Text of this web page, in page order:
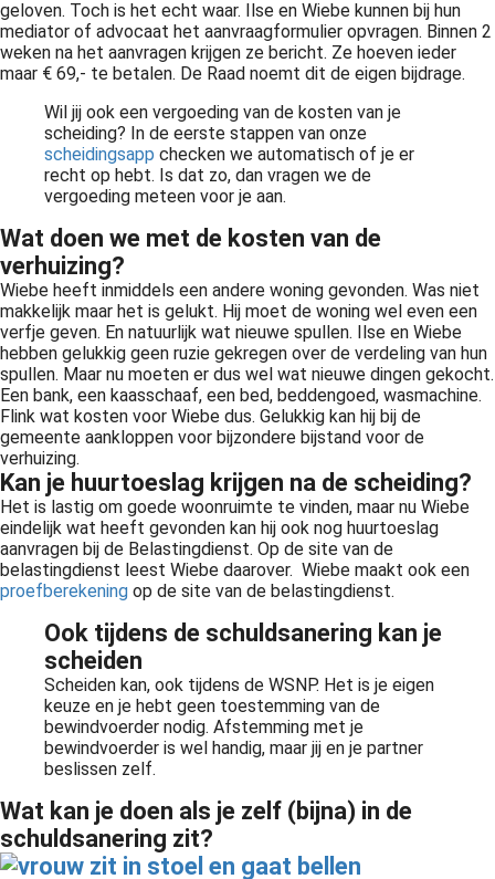
geloven. Toch is het echt waar. Ilse en Wiebe kunnen bij hun
mediator of advocaat het aanvraagformulier opvragen. Binnen 2
weken na het aanvragen krijgen ze bericht. Ze hoeven ieder
maar € 69,- te betalen. De Raad noemt dit de eigen bijdrage.
Wil jij ook een vergoeding van de kosten van je
scheiding? In de eerste stappen van onze
scheidingsapp checken we automatisch of je er
recht op hebt. Is dat zo, dan vragen we de
vergoeding meteen voor je aan.
Wat doen we met de kosten van de
verhuizing?
Wiebe heeft inmiddels een andere woning gevonden. Was niet
makkelijk maar het is gelukt. Hij moet de woning wel even een
verfje geven. En natuurlijk wat nieuwe spullen. Ilse en Wiebe
hebben gelukkig geen ruzie gekregen over de verdeling van hun
spullen. Maar nu moeten er dus wel wat nieuwe dingen gekocht.
Een bank, een kaasschaaf, een bed, beddengoed, wasmachine.
Flink wat kosten voor Wiebe dus. Gelukkig kan hij bij de
gemeente aankloppen voor bijzondere bijstand voor de
verhuizing.
Kan je huurtoeslag krijgen na de scheiding?
Het is lastig om goede woonruimte te vinden, maar nu Wiebe
eindelijk wat heeft gevonden kan hij ook nog huurtoeslag
aanvragen bij de Belastingdienst. Op de site van de
belastingdienst leest Wiebe daarover. Wiebe maakt ook een
proefberekening op de site van de belastingdienst.
Ook tijdens de schuldsanering kan je
scheiden
Scheiden kan, ook tijdens de WSNP. Het is je eigen
keuze en je hebt geen toestemming van de
bewindvoerder nodig. Afstemming met je
bewindvoerder is wel handig, maar jij en je partner
beslissen zelf.
Wat kan je doen als je zelf (bijna) in de
schuldsanering zit?